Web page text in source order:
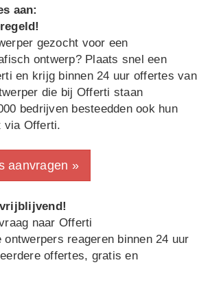
aan:
gezocht voor een
ontwerp? Plaats snel een
en krijg binnen 24 uur offertes van
die bij Offerti staan
bedrijven besteedden ook hun
via Offerti.
aanvragen »
naar Offerti
ontwerpers reageren binnen 24 uur
offertes, gratis en